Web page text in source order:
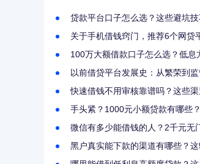
贷款平台口子怎么选？这些避坑技
关于手机借钱窍门，推荐6个网贷
100万大额借款口子怎么选？低息
以前借贷平台发展史：从繁荣到
快速借钱不用审核靠谱吗？这些渠
手头紧？1000元小额贷款有哪些
微信有多少能借钱的人？2千元无
黑户真实能下款的渠道有哪些？